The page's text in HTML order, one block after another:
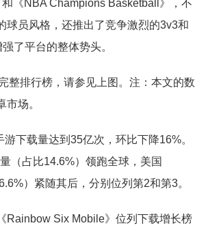
《NBA Champions Basketball》，不
球员风格，还推出了竞争激烈的3v3和
了平台的整体势头。
整排行榜，请参见上图。注：本文的数
市场。
下载量达到35亿次，环比下降16%。
（占比14.6%）领跑全球，美国
）紧随其后，分别位列第2和第3。
Rainbow Six Mobile》位列下载增长榜